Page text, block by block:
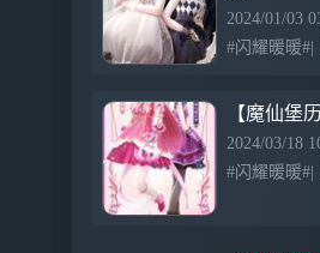
2024/01/03
【魔仙堡
2024/03/18